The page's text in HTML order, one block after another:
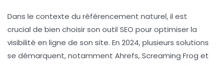
Dans le contexte du référencement naturel, il est
crucial de bien choisir son outil SEO pour optimiser la
visibilité en ligne de son site. En 2024, plusieurs solutions
se démarquent, notamment Ahrefs,Screaming Frog et